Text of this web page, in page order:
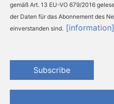
gemäß Art. 13 EU-VO 679/2016
der Daten für das Abonnement des
einverstanden sind. [information]
Subscribe